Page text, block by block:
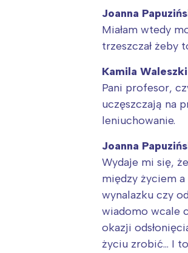
Joanna
Miałam wtedy
trzeszczał żeby
Kamila
Pani profesor,
uczęszczają na
leniuchowanie.
Joanna
Wydaje mi się,
między życiem
wynalazku czy
wiadomo wcale
okazji
życiu zrobić… I